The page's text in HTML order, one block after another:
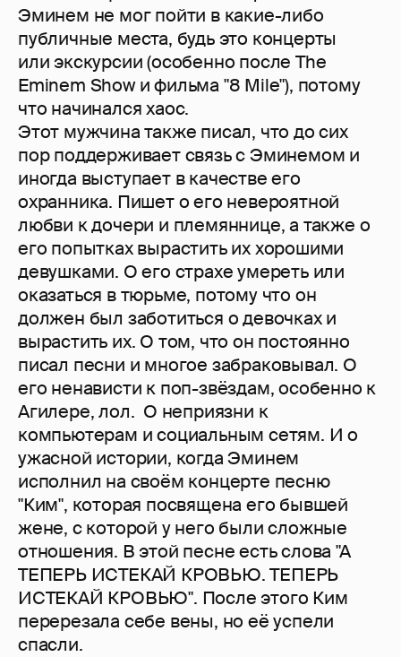
Эминем не мог пойти в какие-либо
публичные места, будь это концерты
или экскурсии (особенно после The
Eminem Show и фильма "8 Mile"), потому
что начинался хаос.
Этот мужчина также писал, что до сих
пор поддерживает связь с Эминемом и
иногда выступает в качестве его
охранника. Пишет о его невероятной
любви к дочери и племяннице, а также о
его попытках вырастить их хорошими
девушками. О его страхе умереть или
оказаться в тюрьме, потому что он
должен был заботиться о девочках и
вырастить их. О том, что он постоянно
писал песни и многое забраковывал. О
его ненависти к поп-звёздам, особенно к
Агилере, лол. О неприязни к
компьютерам и социальным сетям. И о
ужасной истории, когда Эминем
исполнил на своём концерте песню
"Ким", которая посвящена его бывшей
жене, с которой у него были сложные
отношения. В этой песне есть слова "А
ТЕПЕРЬ ИСТЕКАЙ КРОВЬЮ. ТЕПЕРЬ
ИСТЕКАЙ КРОВЬЮ". После этого Ким
перерезала себе вены, но её успели
спасли.